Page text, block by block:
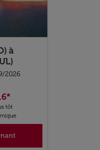
à
2026
*
tôt